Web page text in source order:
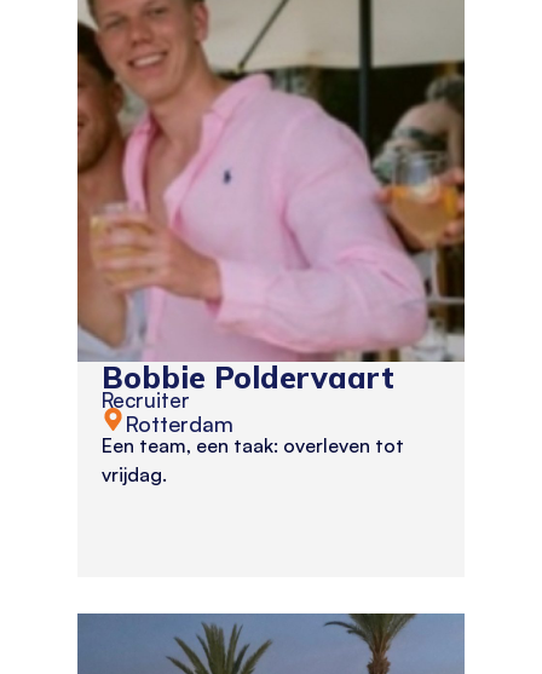
Bobbie Poldervaart
Recruiter
Rotterdam
Een team, een taak: overleven tot
vrijdag.